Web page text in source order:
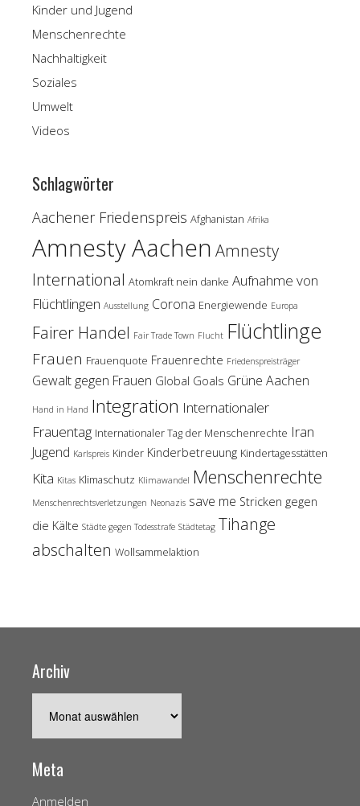
Kinder und Jugend
Menschenrechte
Nachhaltigkeit
Soziales
Umwelt
Videos
Schlagwörter
Aachener Friedenspreis Afghanistan Afrika
Amnesty Aachen Amnesty
International Atomkraft nein danke Aufnahme von
Flüchtlingen Ausstellung Corona Energiewende Europa
Fairer Handel Fair Trade Town Flucht Flüchtlinge
Frauen Frauenquote Frauenrechte Friedenspreisträger
Gewalt gegen Frauen Global Goals Grüne Aachen
Hand in Hand Integration Internationaler
Frauentag Internationaler Tag der Menschenrechte Iran
Jugend Karlspreis Kinder Kinderbetreuung Kindertagesstätten
Kita Kitas Klimaschutz Klimawandel Menschenrechte
Menschenrechtsverletzungen Neonazis save me Stricken gegen
die Kälte Städte gegen Todesstrafe Städtetag Tihange
abschalten Wollsammelaktion
Archiv
Meta
Anmelden